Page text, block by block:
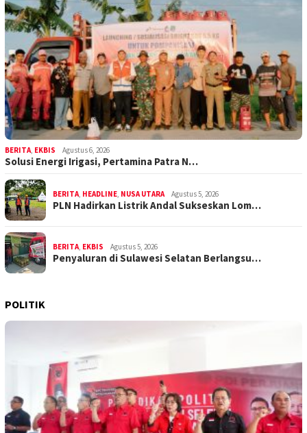
BERITA, EKBIS Agustus 6, 2026
Solusi Energi Irigasi, Pertamina Patra N…
BERITA, HEADLINE, NUSA UTARA Agustus 5, 2026
PLN Hadirkan Listrik Andal Sukseskan Lom…
BERITA, EKBIS Agustus 5, 2026
Penyaluran di Sulawesi Selatan Berlangsu…
POLITIK